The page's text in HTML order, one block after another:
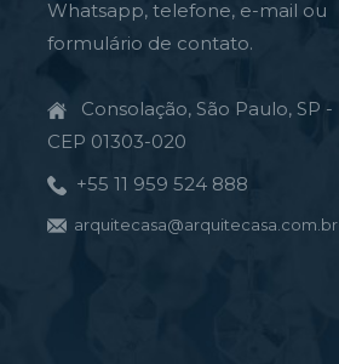
Whatsapp, telefone, e-mail ou
formulário de contato.
Consolação, São Paulo, SP -
CEP 01303-020
+55 11 959 524 888
arquitecasa@arquitecasa.com.br